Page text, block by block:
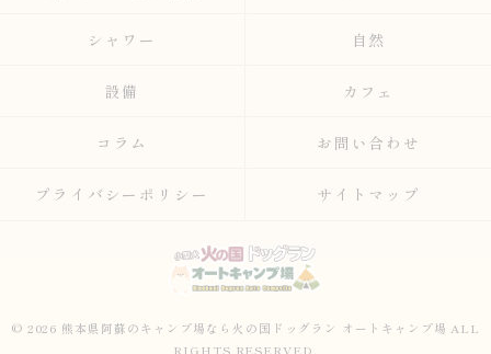
シャワー 自然
設備 カフェ
コラム お問い合わせ
プライバシーポリシー サイトマップ
© 2026 熊本県阿蘇のキャンプ場なら火の国ドッグラン オートキャンプ場 ALL
RIGHTS RESERVED.